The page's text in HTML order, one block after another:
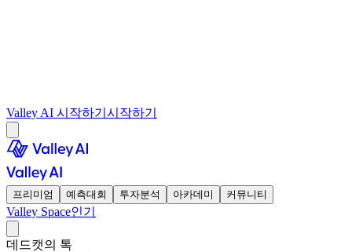
Valley AI 시작하기 시작하기
프리미엄 예측대회 투자분석 아카데미 커뮤니티
Valley Space인기
데드캣의 톡